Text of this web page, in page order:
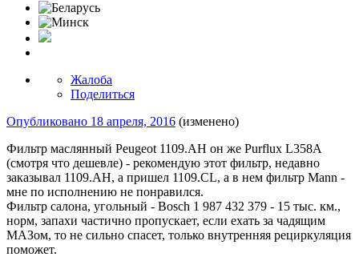
Жалоба
Поделиться
Опубликовано 18 апреля, 2016 (изменено)
Фильтр маслянный Peugeot 1109.AH он же Purflux L358A
(смотря что дешевле) - рекомендую этот фильтр, недавно
заказывал 1109.AH, а пришел 1109.CL, а в нем фильтр Mann -
мне по исполнению не понравился.
Фильтр салона, угольный - Bosch 1 987 432 379 - 15 тыс. км.,
норм, запахи частично пропускает, если ехать за чадящим
МАЗом, то не сильно спасет, только внутренняя рециркуляция
поможет.